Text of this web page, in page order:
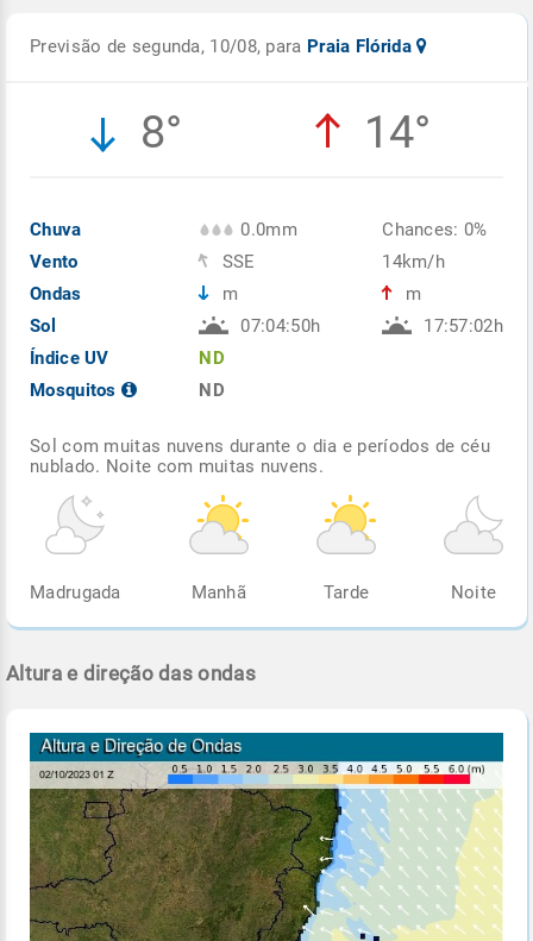
Previsão de segunda, 10/08, para Praia Flórida
8° 14°
Chuva
Vento
Ondas
Sol
Índice UV
Mosquitos
0.0mm
SSE
m
07:04:50h
ND
ND
Chances: 0%
14km/h
m
17:57:02h
Sol com muitas nuvens durante o dia e períodos de céu
nublado. Noite com muitas nuvens.
Madrugada Manhã Tarde Noite
Altura e direção das ondas